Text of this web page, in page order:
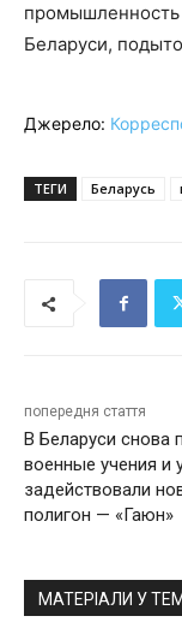
промышленность
Беларуси,
Джерело:
ТЕГИ Беларусь
попередня стаття
В Беларуси снова
военные учения и
задействовали
полигон — «Гаюн»
МАТЕРІАЛИ У